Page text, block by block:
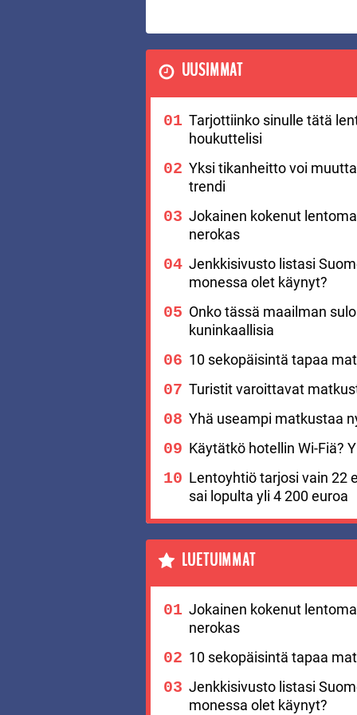
UUSIMMAT
Tarjottiinko sinulle tätä
houkuttelisi
Yksi tikanheitto voi
trendi
Jokainen kokenut
nerokas
Jenkkisivusto listasi
monessa olet käynyt?
Onko tässä maailman
kuninkaallisia
10 sekopäisintä tapaa
Turistit varoittavat
Yhä useampi matkustaa
Käytätkö hotellin Wi-Fiä?
Lentoyhtiö tarjosi vain 22
sai lopulta yli 4 200 euroa
LUETUIMMAT
Jokainen kokenut
nerokas
10 sekopäisintä tapaa
Jenkkisivusto listasi
monessa olet käynyt?